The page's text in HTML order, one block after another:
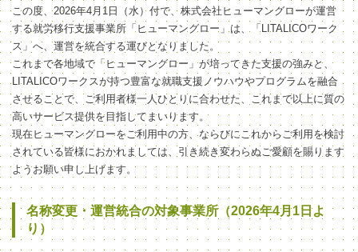
この度、2026年4月1日（水）付で、株式会社ヒューマングローが運営
する就労移行支援事業所「ヒューマングロー」は、「LITALICOワーク
ス」へ、運営を統合する運びとなりました。
これまで各地域で「ヒューマングロー」が培ってきた支援の強みと、
LITALICOワークスが持つ豊富な就職支援ノウハウやプログラムを融合
させることで、ご利用者様一人ひとりに合わせた、これまで以上に質の
高いサービス提供を目指してまいります。
現在ヒューマングローをご利用中の方、ならびにこれからご利用を検討
されている皆様におかれましては、引き続き変わらぬご愛顧を賜ります
ようお願い申し上げます。
名称変更・運営統合の対象事業所（2026年4月1日よ
り）